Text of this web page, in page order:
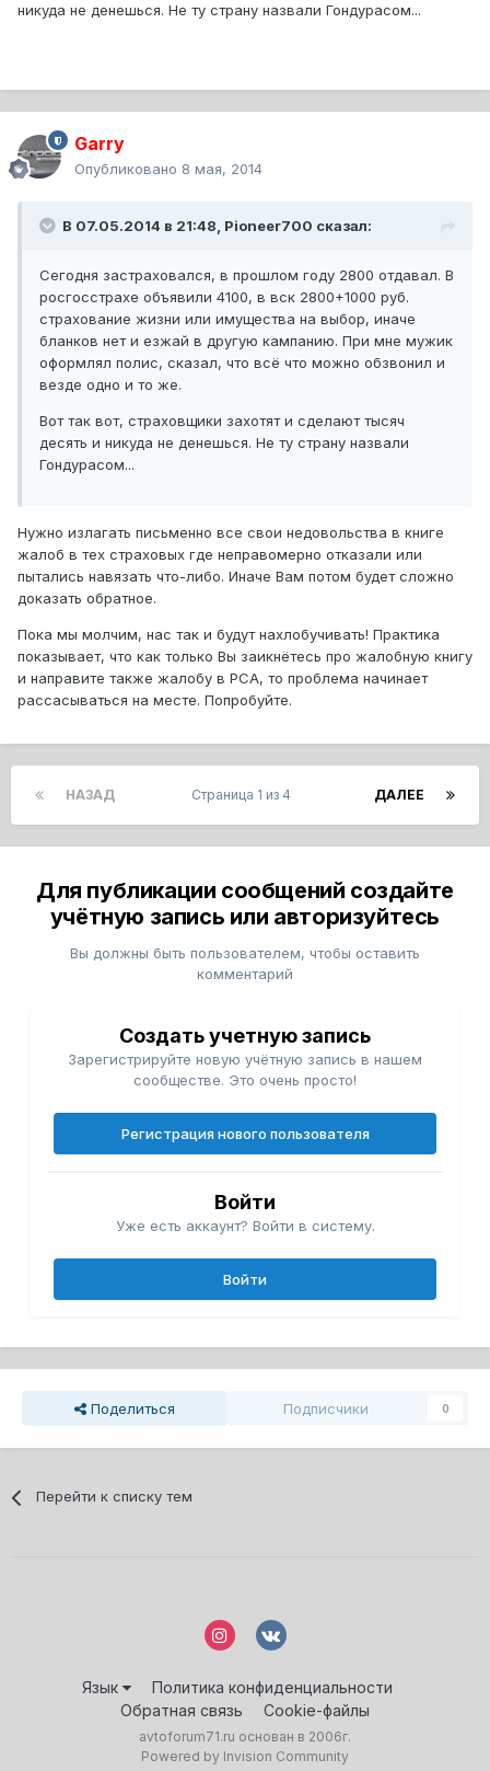
никуда не денешься. Не ту страну назвали Гондурасом...
Garry
Опубликовано 8 мая, 2014
В 07.05.2014 в 21:48, Pioneer700 сказал:
Сегодня застраховался, в прошлом году 2800 отдавал. В
росгосстрахе объявили 4100, в вск 2800+1000 руб.
страхование жизни или имущества на выбор, иначе
бланков нет и езжай в другую кампанию. При мне мужик
оформлял полис, сказал, что всё что можно обзвонил и
везде одно и то же.
Вот так вот, страховщики захотят и сделают тысяч
десять и никуда не денешься. Не ту страну назвали
Гондурасом...
Нужно излагать письменно все свои недовольства в книге
жалоб в тех страховых где неправомерно отказали или
пытались навязать что-либо. Иначе Вам потом будет сложно
доказать обратное.
Пока мы молчим, нас так и будут нахлобучивать! Практика
показывает, что как только Вы заикнётесь про жалобную книгу
и направите также жалобу в РСА, то проблема начинает
рассасываться на месте. Попробуйте.
НАЗАД ДАЛЕЕ
Страница 1 из 4
Для публикации сообщений создайте
учётную запись или авторизуйтесь
Вы должны быть пользователем, чтобы оставить
комментарий
Создать учетную запись
Зарегистрируйте новую учётную запись в нашем
сообществе. Это очень просто!
Регистрация нового пользователя
Войти
Уже есть аккаунт? Войти в систему.
Войти
Поделиться Подписчики 0
Перейти к списку тем
Язык
Политика конфиденциальности
Обратная связь
Cookie-файлы
avtoforum71.ru основан в 2006г.
Powered by Invision Community